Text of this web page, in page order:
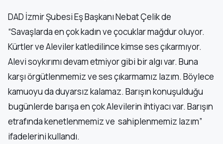
DAD İzmir Şubesi Eş Başkanı Nebat Çelik de
“Savaşlarda en çok kadın ve çocuklar mağdur oluyor.
Kürtler ve Aleviler katledilince kimse ses çıkarmıyor.
Alevi soykırımı devam etmiyor gibi bir algı var. Buna
karşı örgütlenmemiz ve ses çıkarmamız lazım. Böylece
kamuoyu da duyarsız kalamaz. Barışın konuşulduğu
bugünlerde barışa en çok Alevilerin ihtiyacı var. Barışın
etrafında kenetlenmemiz ve sahiplenmemiz lazım”
ifadelerini kullandı.